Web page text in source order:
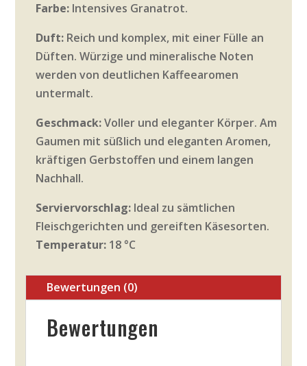
Farbe: Intensives Granatrot.
Duft: Reich und komplex, mit einer Fülle an
Düften. Würzige und mineralische Noten
werden von deutlichen Kaffeearomen
untermalt.
Geschmack:Voller und eleganter Körper. Am
Gaumen mit süßlich und eleganten Aromen,
kräftigen Gerbstoffen und einem langen
Nachhall.
Serviervorschlag: Ideal zu sämtlichen
Fleischgerichten und gereiften Käsesorten.
Temperatur: 18 °C
Bewertungen (0)
Bewertungen